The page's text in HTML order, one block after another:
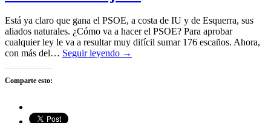
Está ya claro que gana el PSOE, a costa de IU y de Esquerra, sus
aliados naturales. ¿Cómo va a hacer el PSOE? Para aprobar
cualquier ley le va a resultar muy difícil sumar 176 escaños. Ahora,
con más del… Seguir leyendo →
Comparte esto: